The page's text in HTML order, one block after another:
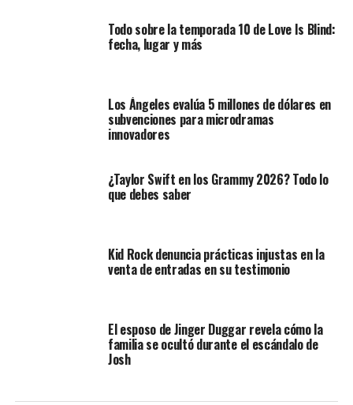
Todo sobre la temporada 10 de Love Is Blind:
fecha, lugar y más
Los Ángeles evalúa 5 millones de dólares en
subvenciones para microdramas
innovadores
¿Taylor Swift en los Grammy 2026? Todo lo
que debes saber
Kid Rock denuncia prácticas injustas en la
venta de entradas en su testimonio
El esposo de Jinger Duggar revela cómo la
familia se ocultó durante el escándalo de
Josh